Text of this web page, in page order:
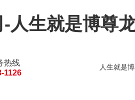
人生就是博尊
热线
1126
人生就是